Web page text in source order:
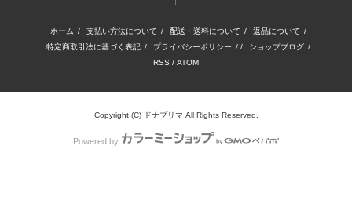
ホーム / 支払い方法について / 配送・送料について / 返品について /
特定商取引法に基づく表記 / プライバシーポリシー / / ショップブログ /
RSS / ATOM
Copyright (C) ドナプリマ All Rights Reserved.
Powered by